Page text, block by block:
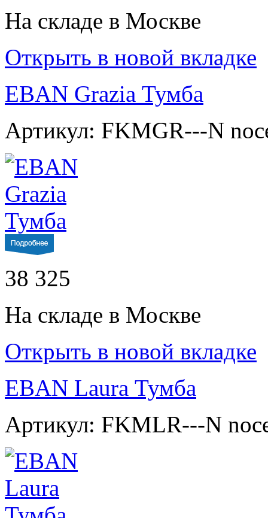
На складе в Москве
Открыть в новой вкладке
EBAN Grazia Тумба
Артикул: FKMGR---N
38 325
На складе в Москве
Открыть в новой вкладке
EBAN Laura Тумба
Артикул: FKMLR---N